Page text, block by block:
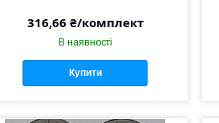
316,66 ₴/комплект
В наявності
Купити